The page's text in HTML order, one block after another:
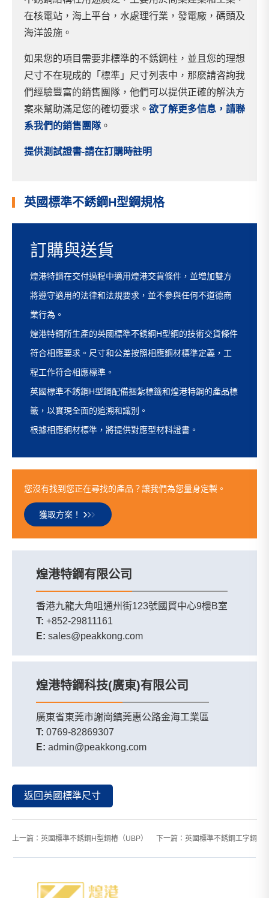
在核電站，海上平台，水處理行業，發電廠，碼頭及
海洋設施。
如果您的項目需要非標準的不銹鋼柱，並且您的理想
尺寸不在現成的「標準」尺寸列表中，那麽請咨詢我
們經驗豐富的銷售團隊，他們可以提供正確的解決方
案來幫助滿足您的確切要求。 欲了解更多信息，請聯
系我們的銷售團隊。
提供測試證書-請在訂購時註明
英國標準不銹鋼H型鋼規格
訂購與送貨
煌港特鋼在交付過程中適用煌港交貨條件，並增加雙方
將遵守適用的法律和法規要求，並不參與任何不道德商
業行為。
煌港特鋼所生產的英國標準不銹鋼H型鋼的技術交貨條件
符合相應要求。尺寸和公差按照相應鋼材標準定義，工
程工作符合相應標準。
英國標準不銹鋼H型鋼配備捆紮標籤和煌港特鋼的產品標
籤，以實現全面的追溯和識別。
根據相應鋼材標準，將提供對應型材料證書。
您沒有找到您正在尋找的產品？讓我們為您量身定製。
獲取方案！
煌港特鋼有限公司
香港九龍大角咀通州街123號國貿中心9樓B室
T: +852-29811161
E: sales@peakkong.com
煌港特鋼科技(廣東)有限公司
廣東省東莞市謝崗鎮莞惠公路金海工業區
T: 0769-82869307
E: admin@peakkong.com
返回英國標準尺寸
上一篇： 英國標準不銹鋼H型鋼樁（UBP） 下一篇： 英國標準不銹鋼工字鋼